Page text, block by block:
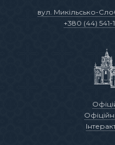
вул. Микільсько-
+380 (44) 541-